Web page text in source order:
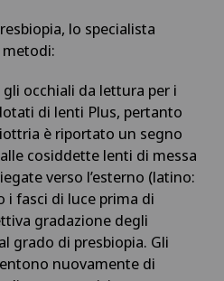
lo specialista
gli occhiali da lettura per i
di lenti Plus, pertanto
è riportato un segno
cosiddette lenti di messa
verso l’esterno (latino:
i fasci di luce prima di
gradazione degli
grado di presbiopia. Gli
nuovamente di